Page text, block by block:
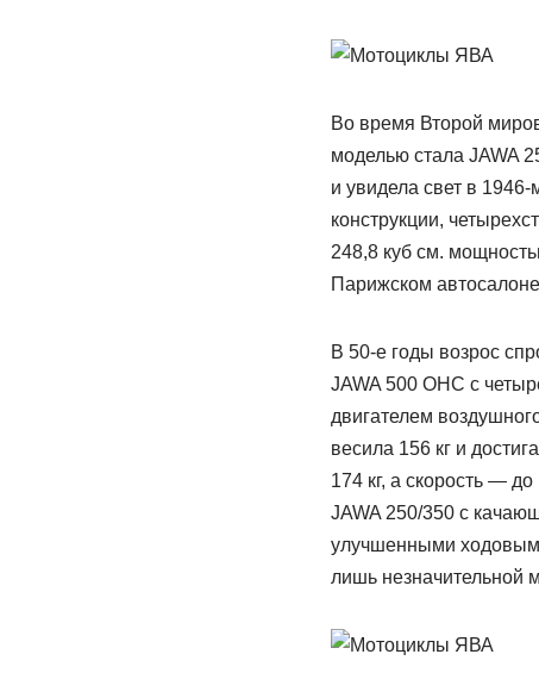
Во время Второй
моделью стала JAWA
и увидела свет в
конструкции,
248,8 куб см.
Парижском
В 50-е годы возрос
JAWA 500 OHC с
двигателем
весила 156 кг и
174 кг, а скорость —
JAWA 250/350 с
улучшенными
лишь незначительной